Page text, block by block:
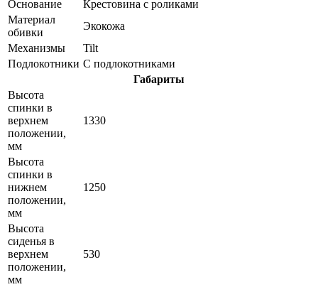
Основание
Крестовина с роликами
Материал
обивки
Экокожа
Механизмы
Tilt
Подлокотники С подлокотниками
Габариты
Высота
спинки в
верхнем
положении,
мм
1330
Высота
спинки в
нижнем
положении,
мм
1250
Высота
сиденья в
верхнем
положении,
мм
530